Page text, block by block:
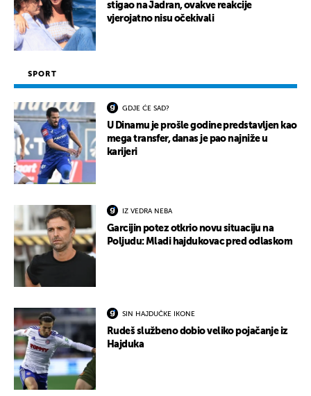
stigao na Jadran, ovakve reakcije
vjerojatno nisu očekivali
SPORT
GDJE ĆE SAD?
U Dinamu je prošle godine predstavljen kao
mega transfer, danas je pao najniže u
karijeri
IZ VEDRA NEBA
Garcijin potez otkrio novu situaciju na
Poljudu: Mladi hajdukovac pred odlaskom
SIN HAJDUČKE IKONE
Rudeš službeno dobio veliko pojačanje iz
Hajduka